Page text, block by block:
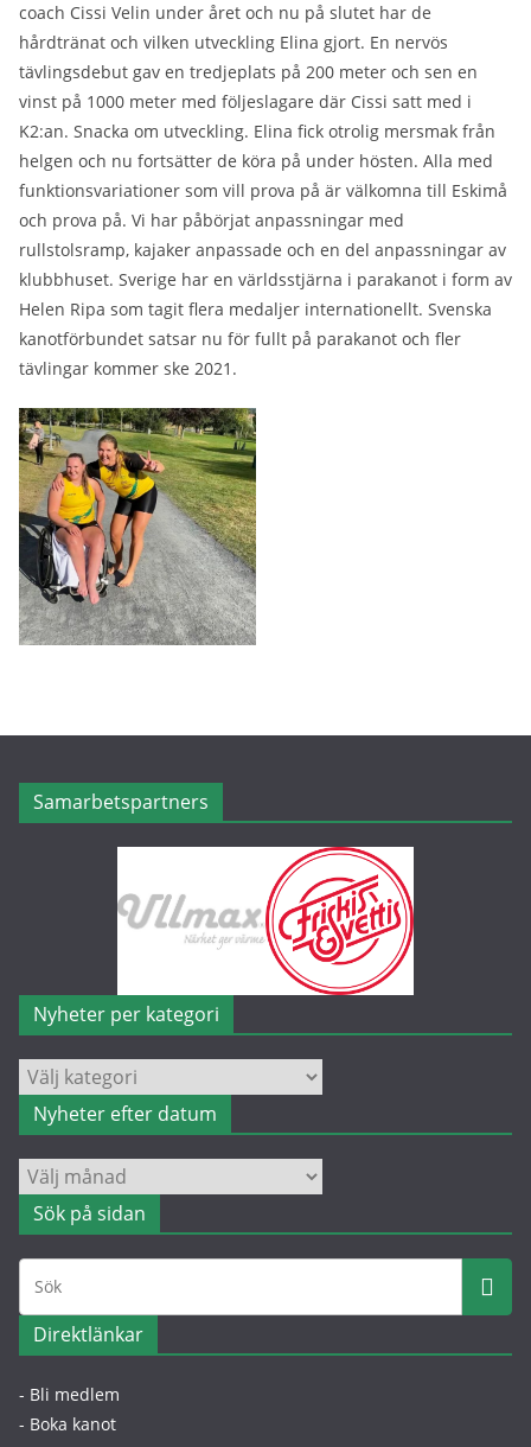
coach Cissi Velin under året och nu på slutet har de
hårdtränat och vilken utveckling Elina gjort. En nervös
tävlingsdebut gav en tredjeplats på 200 meter och sen en
vinst på 1000 meter med följeslagare där Cissi satt med i
K2:an. Snacka om utveckling. Elina fick otrolig mersmak från
helgen och nu fortsätter de köra på under hösten. Alla med
funktionsvariationer som vill prova på är välkomna till Eskimå
och prova på. Vi har påbörjat anpassningar med
rullstolsramp, kajaker anpassade och en del anpassningar av
klubbhuset. Sverige har en världsstjärna i parakanot i form av
Helen Ripa som tagit flera medaljer internationellt. Svenska
kanotförbundet satsar nu för fullt på parakanot och fler
tävlingar kommer ske 2021.
Samarbetspartners
Nyheter per kategori
Nyheter
per
kategori
Nyheter efter datum
Nyheter
efter
datum
Sök på sidan
Direktlänkar
- Bli medlem
- Boka kanot